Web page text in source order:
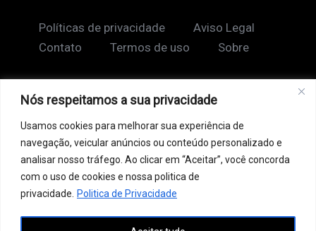
Nós respeitamos a sua privacidade
Usamos cookies para melhorar sua experiência de
navegação, veicular anúncios ou conteúdo personalizado e
analisar nosso tráfego. Ao clicar em “Aceitar”, você concorda
com o uso de cookies e nossa politica de
privacidade. Politica de Privacidade
Políticas de privacidade
Aviso Legal
Contato
Termos de uso Sobre
Ao acessar este site, você concorda com nossos
Termos de Uso e Política de Privacidade. Este site
pode conter links patrocinados, incluindo do Google
AdSense, e links de afiliados. Podemos receber uma
comissão por vendas feitas através desses links. o